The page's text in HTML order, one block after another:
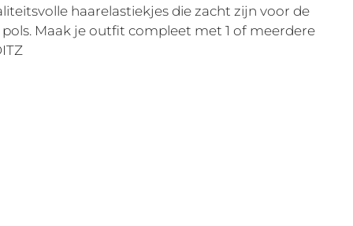
haarelastiekjes die zacht zijn voor de
Maak je outfit compleet met 1 of meerdere